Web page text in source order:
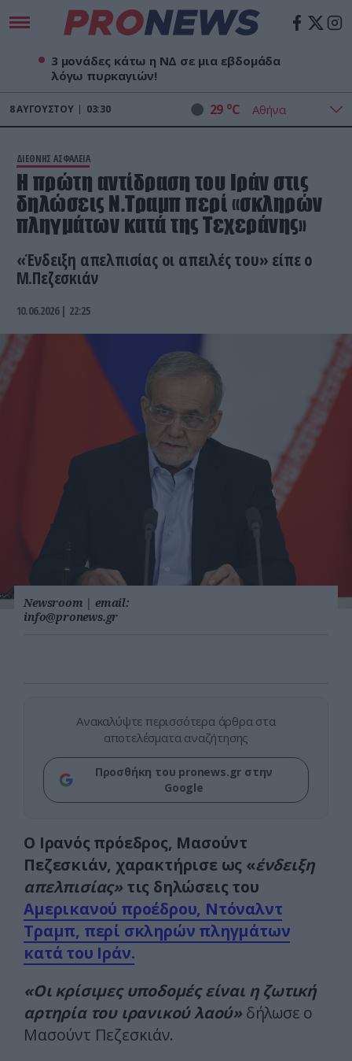
3 μονάδες κάτω η ΝΔ σε μια εβδομάδα
λόγω πυρκαγιών!
8ΑΥΓΟΎΣΤΟΥ 03:30 29 oC
ΔΙΕΘΝΗΣ ΑΣΦΑΛΕΙΑ
Η πρώτη αντίδραση του Ιράν στις
δηλώσεις Ν.Τραμπ περί «σκληρών
πληγμάτων κατά της Τεχεράνης»
«Ένδειξη απελπισίας οι απειλές του» είπε ο
Μ.Πεζεσκιάν
10.06.2026 | 22:25
Newsroom | email:
info@pronews.gr
Ανακαλύψτε περισσότερα άρθρα στα
αποτελέσματα αναζήτησης
Προσθήκη του pronews.gr στην
Google
Ο Ιρανός πρόεδρος, Μασούντ
Πεζεσκιάν, χαρακτήρισε ως «ένδειξη
απελπισίας»τις δηλώσεις του
Αμερικανού προέδρου, Ντόναλντ
Τραμπ, περί σκληρών πληγμάτων
κατά του Ιράν.
«Οι κρίσιμες υποδομές είναι η ζωτική
αρτηρία του ιρανικού λαού»δήλωσε ο
Μασούντ Πεζεσκιάν.